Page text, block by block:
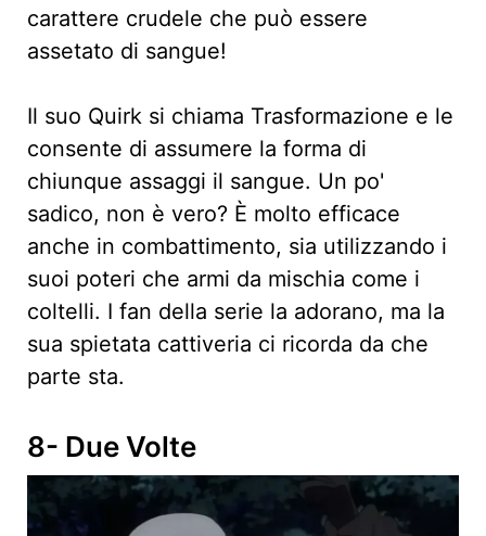
carattere crudele che può essere
assetato di sangue!
Il suo Quirk si chiama Trasformazione e le
consente di assumere la forma di
chiunque assaggi il sangue. Un po'
sadico, non è vero? È molto efficace
anche in combattimento, sia utilizzando i
suoi poteri che armi da mischia come i
coltelli. I fan della serie la adorano, ma la
sua spietata cattiveria ci ricorda da che
parte sta.
8- Due Volte